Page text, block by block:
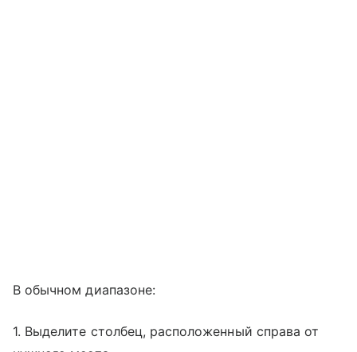
В обычном диапазоне:
1. Выделите столбец, расположенный справа от